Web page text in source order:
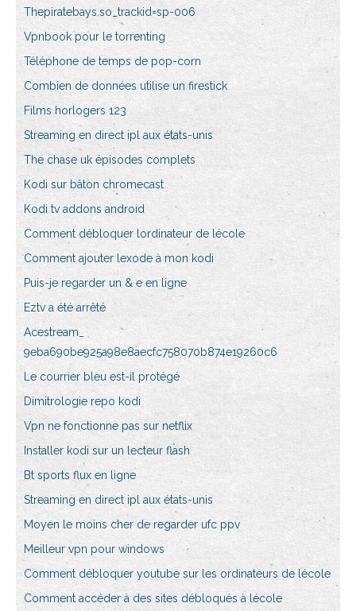
Thepiratebays.so_trackid=sp-006
Vpnbook pour le torrenting
Téléphone de temps de pop-corn
Combien de données utilise un firestick
Films horlogers 123
Streaming en direct ipl aux états-unis
The chase uk épisodes complets
Kodi sur bâton chromecast
Kodi tv addons android
Comment débloquer lordinateur de lécole
Comment ajouter lexode à mon kodi
Puis-je regarder un & e en ligne
Eztv a été arrêté
Acestream_
9eba690be925a98e8aecfc758070b874e19260c6
Le courrier bleu est-il protégé
Dimitrologie repo kodi
Vpn ne fonctionne pas sur netflix
Installer kodi sur un lecteur flash
Bt sports flux en ligne
Streaming en direct ipl aux états-unis
Moyen le moins cher de regarder ufc ppv
Meilleur vpn pour windows
Comment débloquer youtube sur les ordinateurs de lécole
Comment accéder à des sites débloqués à lécole